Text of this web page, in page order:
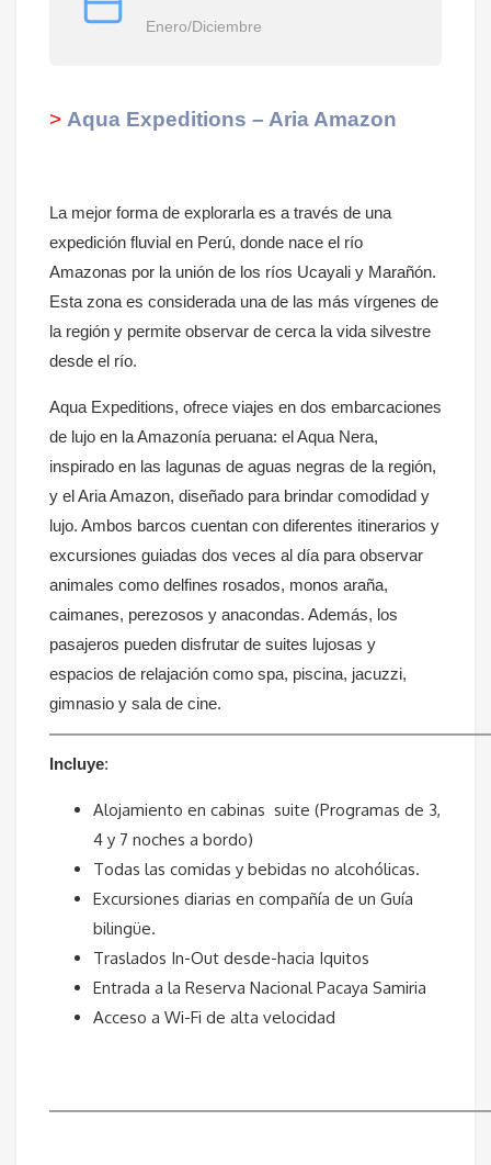
Enero/Diciembre
> Aqua Expeditions – Aria Amazon
La mejor forma de explorarla es a través de una
expedición fluvial en Perú, donde nace el río
Amazonas por la unión de los ríos Ucayali y Marañón.
Esta zona es considerada una de las más vírgenes de
la región y permite observar de cerca la vida silvestre
desde el río.
Aqua Expeditions, ofrece viajes en dos embarcaciones
de lujo en la Amazonía peruana: el Aqua Nera,
inspirado en las lagunas de aguas negras de la región,
y el Aria Amazon, diseñado para brindar comodidad y
lujo. Ambos barcos cuentan con diferentes itinerarios y
excursiones guiadas dos veces al día para observar
animales como delfines rosados, monos araña,
caimanes, perezosos y anacondas. Además, los
pasajeros pueden disfrutar de suites lujosas y
espacios de relajación como spa, piscina, jacuzzi,
gimnasio y sala de cine.
Incluye:
Alojamiento en cabinas suite (Programas de 3,
4 y 7 noches a bordo)
Todas las comidas y bebidas no alcohólicas.
Excursiones diarias en compañía de un Guía
bilingüe.
Traslados In-Out desde-hacia Iquitos
Entrada a la Reserva Nacional Pacaya Samiria
Acceso a Wi-Fi de alta velocidad